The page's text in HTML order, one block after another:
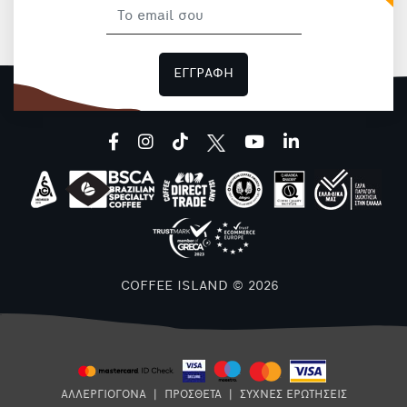
ΕΓΓΡΑΦΗ
facebook
instagram
tiktok youtubelinkedin
COFFEE ISLAND © 2026
ΑΛΛΕΡΓΙΟΓΟΝΑ ΠΡΟΣΘΕΤΑ ΣΥΧΝΕΣ ΕΡΩΤΗΣΕΙΣ